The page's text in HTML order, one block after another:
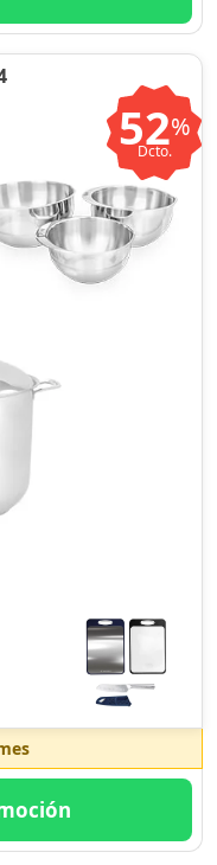
52%
Dcto.